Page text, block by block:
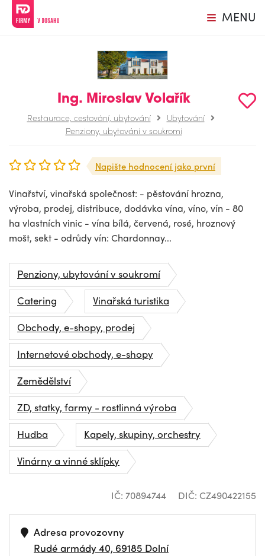
MENU
Ing. Miroslav Volařík
Restaurace, cestování, ubytování
Ubytování
Penziony, ubytování v soukromí
Napište hodnocení jako první
Vinařství, vinařská společnost: - pěstování hrozna,
výroba, prodej, distribuce, dodávka vína, víno, vín - 80
ha vlastních vinic - vína bílá, červená, rosé, hroznový
mošt, sekt - odrůdy vín: Chardonnay...
Penziony, ubytování v soukromí
Catering
Vinařská turistika
Obchody, e-shopy, prodej
Internetové obchody, e-shopy
Zemědělství
ZD, statky, farmy - rostlinná výroba
Hudba
Kapely, skupiny, orchestry
Vinárny a vinné sklípky
IČ: 70894744 DIČ: CZ490422155
Adresa provozovny
Rudé armády 40, 69185 Dolní